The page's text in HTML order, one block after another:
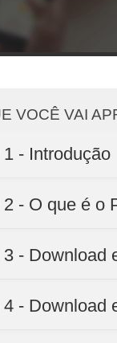
VOCÊ VAI
1 - Introdução
2 - O que é o
3 - Download
4 - Download